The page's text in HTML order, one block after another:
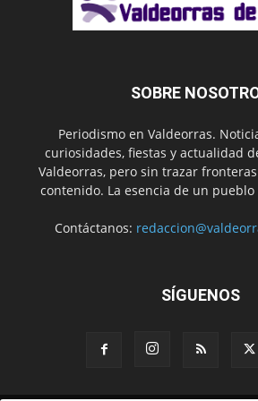
SOBRE
Periodismo en Valdeorras.
curiosidades, fiestas y actualidad
Valdeorras, pero sin trazar
contenido. La esencia de un
Contáctanos:
SÍGUENOS